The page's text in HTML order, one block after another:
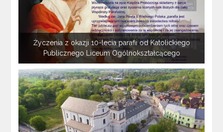
Życzenia z okazji 10-lecia parafii od Katolickiego
Publicznego Liceum Ogólnokształcącego